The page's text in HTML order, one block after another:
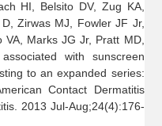
HI, Belsito DV, Zug KA,
Zirwas MJ, Fowler JF Jr,
VA, Marks JG Jr, Pratt MD,
with sunscreen
to an expanded series:
Contact Dermatitis
2013 Jul-Aug;24(4):176-